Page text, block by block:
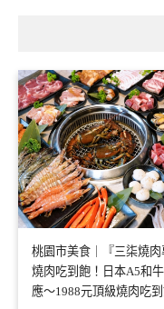
桃園市美食｜『三柒燒
燒肉吃到飽！日本A5和
應～1988元頂級燒肉吃到